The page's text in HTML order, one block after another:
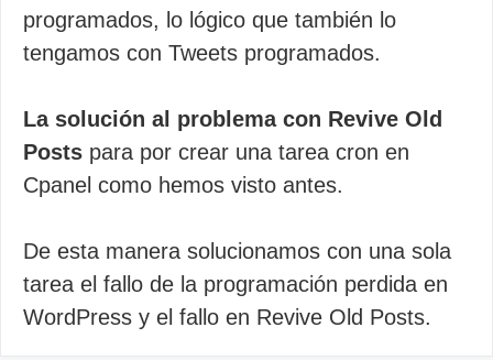
programados, lo lógico que también lo
tengamos con Tweets programados.
La solución al problema con Revive Old
Posts para por crear una tarea cron en
Cpanel como hemos visto antes.
De esta manera solucionamos con una sola
tarea el fallo de la programación perdida en
WordPress y el fallo en Revive Old Posts.